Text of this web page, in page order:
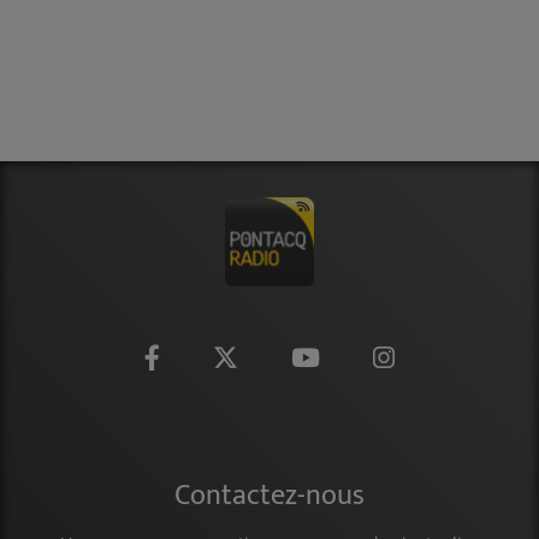
Contactez-nous